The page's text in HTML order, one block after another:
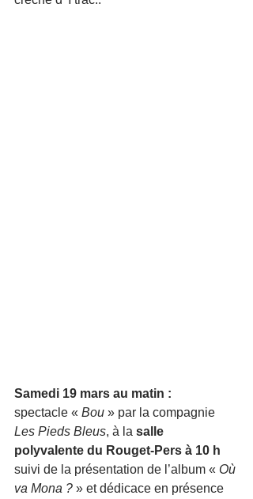
Samedi 19 mars au matin :
spectacle « Bou » par la compagnie
Les Pieds Bleus, à la salle
polyvalente du Rouget-Pers à 10 h
suivi de la présentation de l’album « Où
va Mona ? » et dédicace en présence